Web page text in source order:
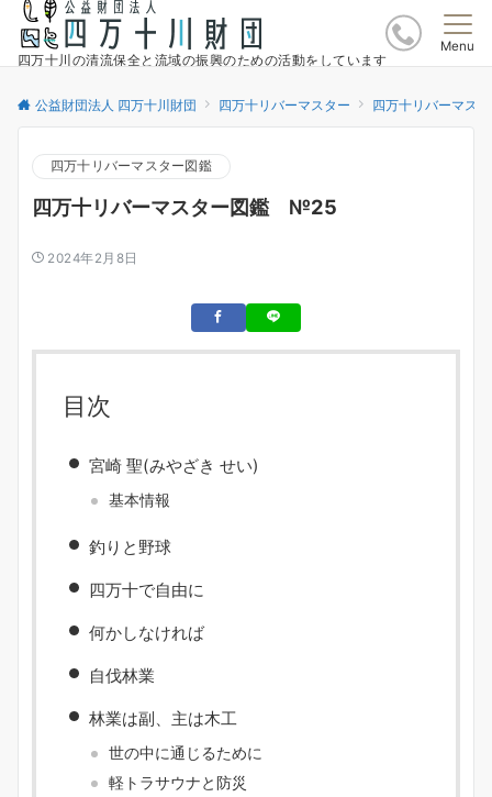
四万十川の清流保全と流域の振興のための活動をしています
Menu
公益財団法人 四万十川財団 四万十リバーマスター 四万十リバーマス
四万十リバーマスター図鑑
四万十リバーマスター図鑑 №25
2024年2月8日
目次
宮崎 聖(みやざき せい)
基本情報
釣りと野球
四万十で自由に
何かしなければ
自伐林業
林業は副、主は木工
世の中に通じるために
軽トラサウナと防災